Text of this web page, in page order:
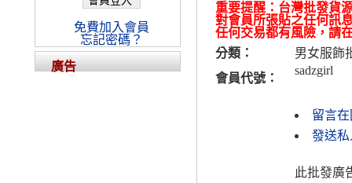
重要提醒：台灣批發貨
對會員所張貼之任何訊
任何交易都有風險，請
分類：
男女服飾
會員代號：
sadzgirl
留言
發送私
此批發廣
免費加入會員
忘記密碼？
廣告